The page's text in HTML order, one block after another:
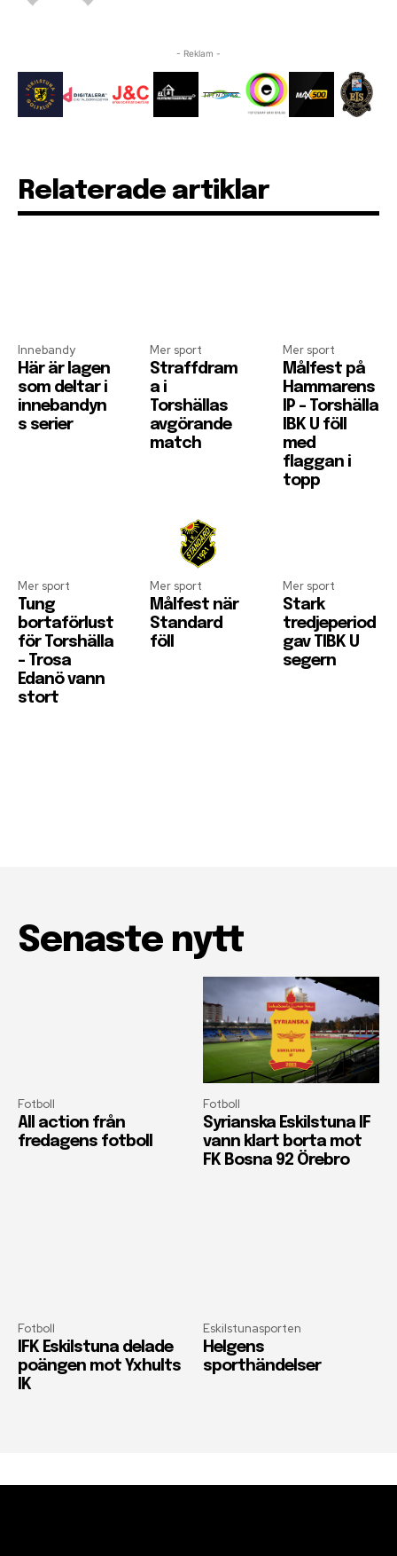
- Reklam -
Relaterade artiklar
Innebandy
Här är lagen
som deltar i
innebandyn
s serier
Mer sport
Straffdram
a i
Torshällas
avgörande
match
Mer sport
Målfest på
Hammarens
IP – Torshälla
IBK U föll
med
flaggan i
topp
Mer sport
Tung
bortaförlust
för Torshälla
– Trosa
Edanö vann
stort
Mer sport
Målfest när
Standard
föll
Mer sport
Stark
tredjeperiod
gav TIBK U
segern
Senaste nytt
Fotboll
All action från
fredagens fotboll
Fotboll
Syrianska Eskilstuna IF
vann klart borta mot
FK Bosna 92 Örebro
Fotboll
IFK Eskilstuna delade
poängen mot Yxhults
IK
Eskilstunasporten
Helgens
sporthändelser